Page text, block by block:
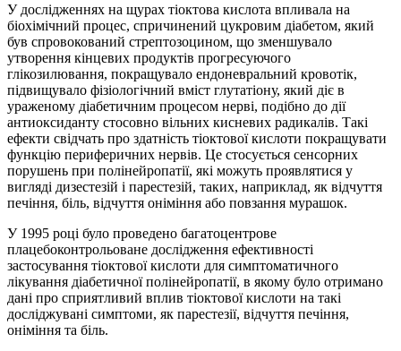
У дослідженнях на щурах тіоктова кислота впливала на
біохімічний процес, спричинений цукровим діабетом, який
був спровокований стрептозоцином, що зменшувало
утворення кінцевих продуктів прогресуючого
глікозилювання, покращувало ендоневральний кровотік,
підвищувало фізіологічний вміст глутатіону, який діє в
ураженому діабетичним процесом нерві, подібно до дії
антиоксиданту стосовно вільних кисневих радикалів. Такі
ефекти свідчать про здатність тіоктової кислоти покращувати
функцію периферичних нервів. Це стосується сенсорних
порушень при полінейропатії, які можуть проявлятися у
вигляді дизестезій і парестезій, таких, наприклад, як відчуття
печіння, біль, відчуття оніміння або повзання мурашок.
У 1995 році було проведено багатоцентрове
плацебоконтрольоване дослідження ефективності
застосування тіоктової кислоти для симптоматичного
лікування діабетичної полінейропатії, в якому було отримано
дані про сприятливий вплив тіоктової кислоти на такі
досліджувані симптоми, як парестезії, відчуття печіння,
оніміння та біль.